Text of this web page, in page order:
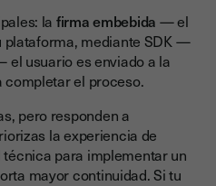
la firma embebida — el
plataforma, mediante SDK —
usuario es enviado a la
el proceso.
pero responden a
la experiencia de
para implementar un
mayor continuidad. Si tu